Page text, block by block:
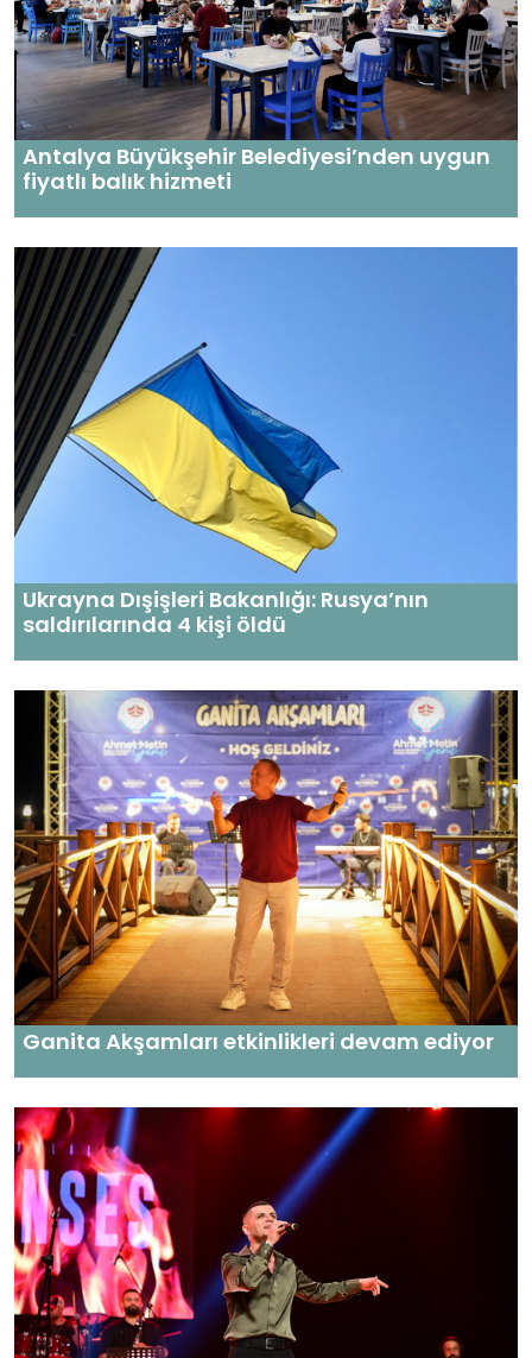
Antalya Büyükşehir Belediyesi’nden uygun
fiyatlı balık hizmeti
Ukrayna Dışişleri Bakanlığı: Rusya’nın
saldırılarında 4 kişi öldü
Ganita Akşamları etkinlikleri devam ediyor